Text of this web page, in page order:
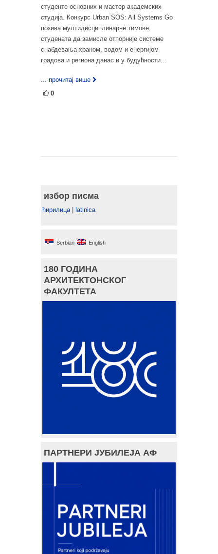
студенте основних и мастер академских
студија. Конкурс Urban SOS: All Systems Go
позива мултидисциплинарне тимове
студената да замисле отпорније системе
снабдевања храном, водом и енергијом
градова и региона данас и у будућности...
... прочитај више
0
избор писма
ћирилица latinica
Serbian English
180 ГОДИНА
АРХИТЕКТОНСКОГ
ФАКУЛТЕТА
ПАРТНЕРИ ЈУБИЛЕЈА АФ